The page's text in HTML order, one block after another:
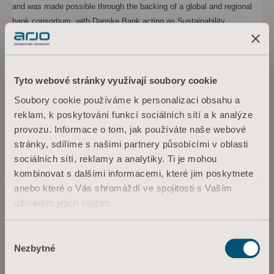
Tyto webové stránky využívají soubory cookie
Soubory cookie používáme k personalizaci obsahu a
reklam, k poskytování funkcí sociálních sítí a k analýze
provozu. Informace o tom, jak používáte naše webové
stránky, sdílíme s našimi partnery působícími v oblasti
sociálních sítí, reklamy a analytiky. Ti je mohou
kombinovat s dalšími informacemi, které jim poskytnete
anebo které o Vás shromáždí ve spojitosti s Vaším
užíváním jejich služeb.
souhlasu
Nezbytné
and was made possible through the backing of a global and regional
bank consortium, with Danske Bank acting as Sustainability
Coordinator and Facility Agent.
For further information, please contact:
Daniel Fäldt, CFO
Email: daniel.fäldt@arjo.com
Nils-Johan Granberg, Head of Group Treasury
Media contact: